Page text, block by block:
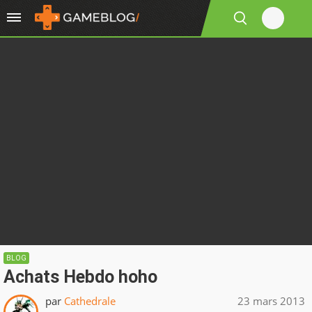
BLOG
Achats Hebdo hoho
par Cathedrale 23 mars 2013